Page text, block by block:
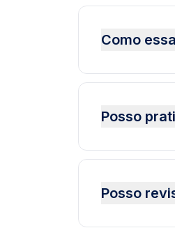
Como
Posso
Posso